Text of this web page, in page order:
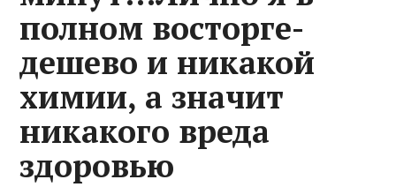
полном восторге-
дешево и никакой
химии, а значит
никакого вреда
здоровью